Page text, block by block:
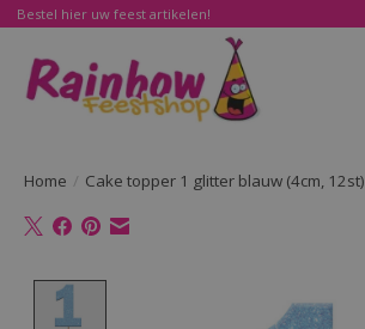
Bestel hier uw feest artikelen!
Home / Cake topper 1 glitter blauw (4cm, 12st)